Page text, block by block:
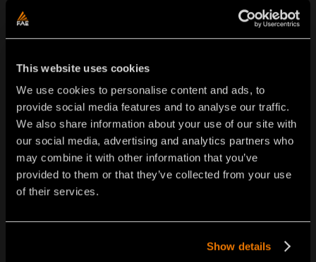
This website uses cookies
We use cookies to personalise content and ads, to
provide social media features and to analyse our traffic.
We also share information about your use of our site with
our social media, advertising and analytics partners who
may combine it with other information that you’ve
provided to them or that they’ve collected from your use
of their services.
Show details
Zona Produttiva 18 - 38013 Fondo - Borgo d'Anaunia
info@fae-group.com
SITES DE PRODUCTION
FAE Mechanical Technologies S.r.l
Via Enrico Fermi, 4/10 – 36053 Gambellara (VI) - Italy
Ph. (+39) 0444 149 7654 – email:
FAE Components
info@fae-group.com